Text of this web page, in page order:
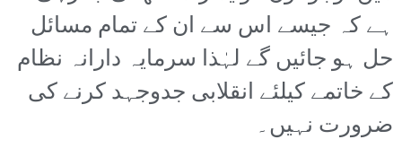
ہے کہ جیسے اس سے ان کے تمام مسائل
حل ہو جائیں گے لہٰذا سرمایہ دارانہ نظام
کے خاتمے کیلئے انقلابی جدوجہد کرنے کی
ضرورت نہیں۔